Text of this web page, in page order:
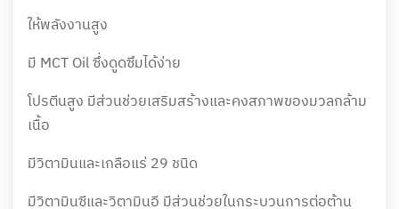
ให้พลังงานสูง
มี MCT Oil ซึ่งดูดซึมได้ง่าย
โปรตีนสูง มีส่วนช่วยเสริมสร้างและคงสภาพของมวลกล้าม
เนื้อ
มีวิตามินและเกลือแร่ 29 ชนิด
มีวิตามินซีและวิตามินอี มีส่วนช่วยในกระบวนการต่อต้าน